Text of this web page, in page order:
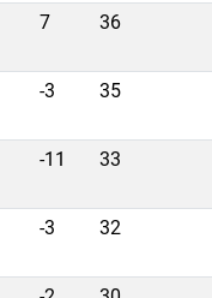
7 36
-3 35
-11 33
-3 32